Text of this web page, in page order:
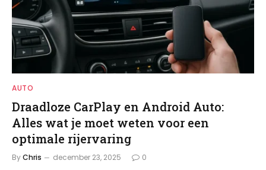
AUTO
Draadloze CarPlay en Android Auto:
Alles wat je moet weten voor een
optimale rijervaring
ByChris december 23, 2025 0